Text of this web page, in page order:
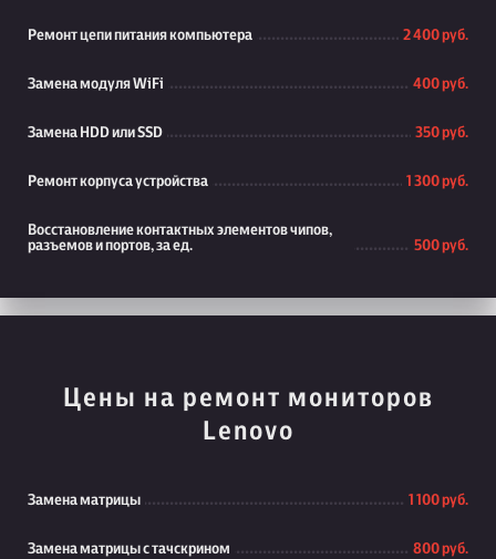
Ремонт цепи питания компьютера 2 400 руб.
Замена модуля WiFi 400 руб.
Замена HDD или SSD 350 руб.
Ремонт корпуса устройства 1 300 руб.
Восстановление контактных элементов чипов,
разъемов и портов, за ед.
500 руб.
Цены на ремонт мониторов
Lenovo
Замена матрицы 1 100 руб.
Замена матрицы с тачскрином 800 руб.